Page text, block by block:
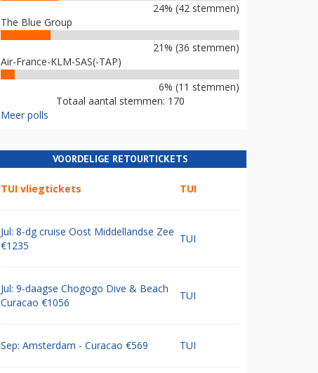
24% (42 stemmen)
The Blue Group
21% (36 stemmen)
Air-France-KLM-SAS(-TAP)
6% (11 stemmen)
Totaal aantal stemmen: 170
Meer polls
VOORDELIGE RETOURTICKETS
TUI vliegtickets TUI
Jul: 8-dg cruise Oost Middellandse Zee
€1235
TUI
Jul: 9-daagse Chogogo Dive & Beach
Curacao €1056
TUI
Sep: Amsterdam - Curacao €569 TUI